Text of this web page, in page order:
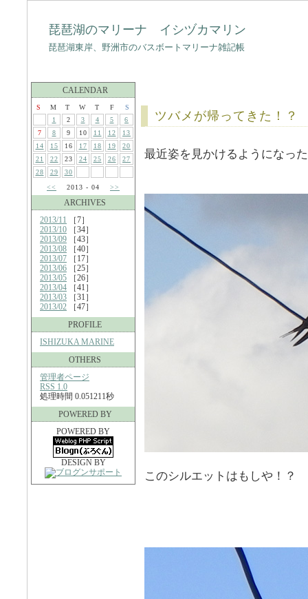
琵琶湖のマリーナ イシヅカマリン
琵琶湖東岸、野洲市のバスボートマリーナ雑記帳
CALENDAR
S M T W T F
S
1
2 3 4 5
6
7
8 9 10 11 12
13
14
15 16 17 18 19
20
21
22 23 24 25 26
27
28
29
30
<<
2013 - 04 >>
ARCHIVES
2013/11 ［7］
2013/10 ［34］
2013/09 ［43］
2013/08 ［40］
2013/07 ［17］
2013/06 ［25］
2013/05 ［26］
2013/04 ［41］
2013/03 ［31］
2013/02 ［47］
PROFILE
ISHIZUKA MARINE
OTHERS
管理者ページ
RSS 1.0
処理時間 0.051211秒
POWERED BY
POWERED BY
DESIGN BY
ツバメが帰ってきた！？
最近姿を見かけるようになっ
このシルエットはもしや！？